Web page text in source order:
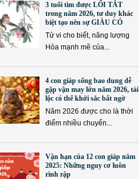
3 tuổi tìm được LỐI TẮT
trong năm 2026, tư duy khác
biệt tạo nên sự GIÀU CÓ
Tử vi cho biết, năng lượng
Hỏa mạnh mẽ của...
4 con giáp sống bao dung dễ
gặp vận may lớn năm 2026, tài
lộc có thể khởi sắc bất ngờ
Năm 2026 được cho là thời
điểm nhiều chuyển...
Vận hạn của 12 con giáp năm
2025: Những nguy cơ luôn
rình rập